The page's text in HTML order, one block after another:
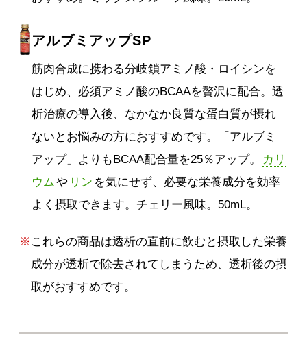
アルブミアップSP
筋肉合成に携わる分岐鎖アミノ酸・ロイシンを
はじめ、必須アミノ酸のBCAAを贅沢に配合。透
析治療の導入後、なかなか良質な蛋白質が摂れ
ないとお悩みの方におすすめです。「アルブミ
アップ」よりもBCAA配合量を25％アップ。
カリ
ウム や リン を気にせず、必要な栄養成分を効率
よく摂取できます。チェリー風味。50mL。
※ これらの商品は透析の直前に飲むと摂取した栄養
成分が透析で除去されてしまうため、透析後の摂
取がおすすめです。